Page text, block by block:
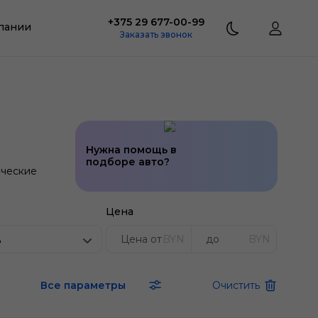
+375 29 677-00-99
Заказать звонок
Нужна помощь в
подборе авто?
Цена
BYN BYN
Все параметры Очистить